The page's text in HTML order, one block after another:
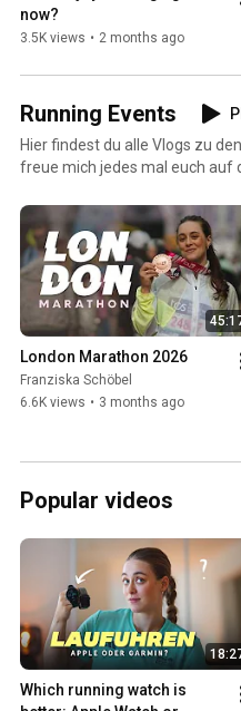
now?
3.5K views • 2 months ago
Running Events
Hier findest du alle Vlogs zu
freue mich jedes mal euch auf
London Marathon 2026
Franziska Schöbel
6.6K views • 3 months ago
Popular videos
Which running watch is